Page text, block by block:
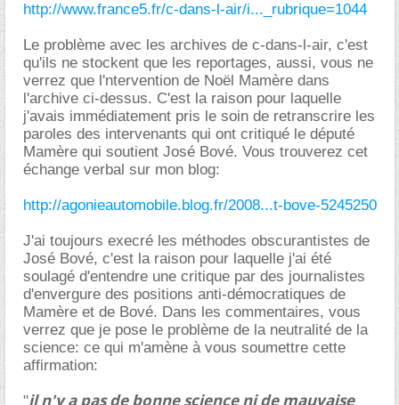
http://www.france5.fr/c-dans-l-air/i..._rubrique=1044
Le problème avec les archives de c-dans-l-air, c'est
qu'ils ne stockent que les reportages, aussi, vous ne
verrez que l'ntervention de Noël Mamère dans
l'archive ci-dessus. C'est la raison pour laquelle
j'avais immédiatement pris le soin de retranscrire les
paroles des intervenants qui ont critiqué le député
Mamère qui soutient José Bové. Vous trouverez cet
échange verbal sur mon blog:
http://agonieautomobile.blog.fr/2008...t-bove-5245250
J'ai toujours execré les méthodes obscurantistes de
José Bové, c'est la raison pour laquelle j'ai été
soulagé d'entendre une critique par des journalistes
d'envergure des positions anti-démocratiques de
Mamère et de Bové. Dans les commentaires, vous
verrez que je pose le problème de la neutralité de la
science: ce qui m'amène à vous soumettre cette
affirmation:
"il n'y a pas de bonne science ni de mauvaise